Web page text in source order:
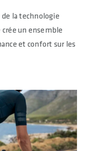
de la technologie
un ensemble
et confort sur les